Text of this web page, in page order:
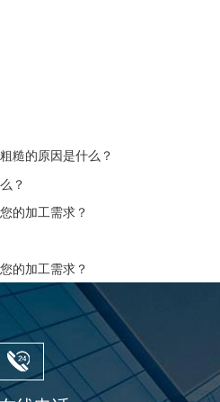
糙的原因是什么？
？
的加工需求？
的加工需求？